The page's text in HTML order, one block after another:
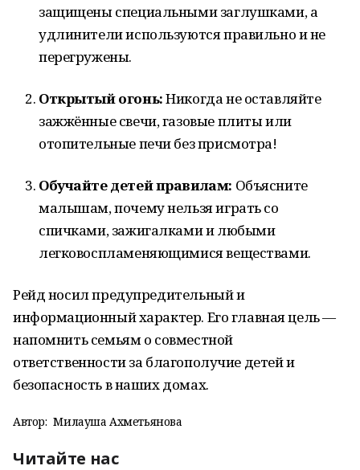
защищены специальными заглушками, а
удлинители используются правильно и не
перегружены.
Открытый огонь:Никогда не оставляйте
зажжённые свечи, газовые плиты или
отопительные печи без присмотра!
Обучайте детей правилам: Объясните
малышам, почему нельзя играть со
спичками, зажигалками и любыми
легковоспламеняющимися веществами.
Рейд носил предупредительный и
информационный характер. Его главная цель —
напомнить семьям о совместной
ответственности за благополучие детей и
безопасность в наших домах.
Автор: Милауша Ахметьянова
Читайте нас